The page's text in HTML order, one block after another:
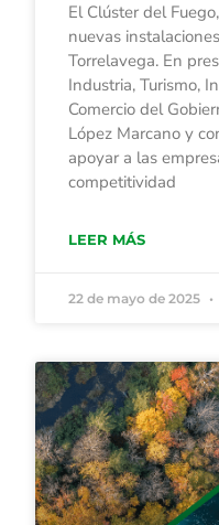
El Clúster del
nuevas
Torrelavega. En
Industria, Turismo,
Comercio del
López Marcano y
apoyar a las
competitividad
LEER MÁS
22 de mayo de 2025